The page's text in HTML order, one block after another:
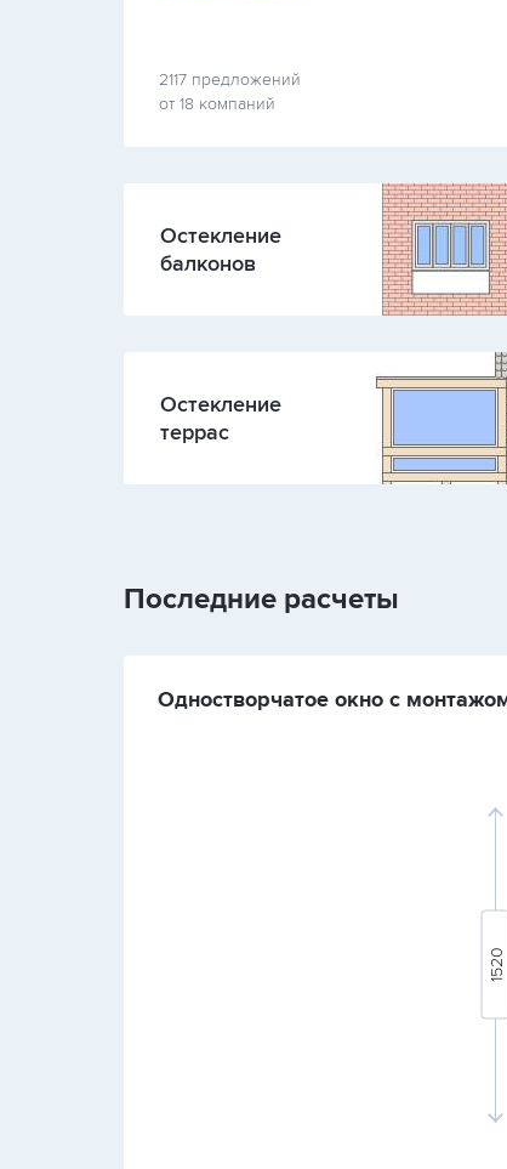
2117 предложений
от 18 компаний
Остекление
балконов
Остекление
террас
Последние расчеты
Одностворчатое окно с